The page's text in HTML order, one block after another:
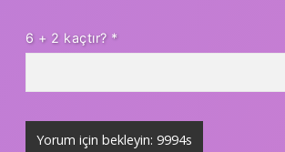
6 + 2 kaçtır? *